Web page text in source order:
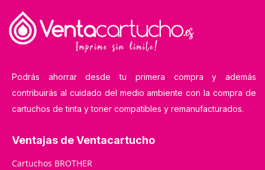
Podrás ahorrar desde tu primera compra y además
contribuirás al cuidado del medio ambiente con la compra de
cartuchos de tinta y toner compatibles y remanufacturados.
Ventajas de Ventacartucho
Cartuchos BROTHER